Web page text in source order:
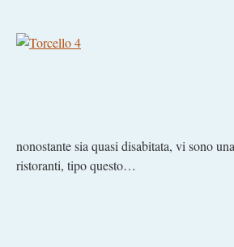
nonostante sia quasi disabitata, vi sono
ristoranti, tipo questo…